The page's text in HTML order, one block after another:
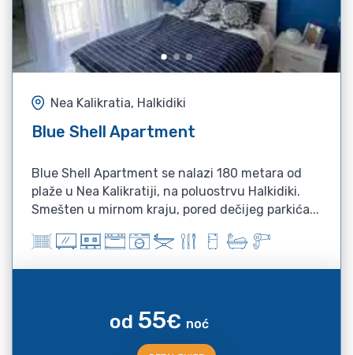
Nea Kalikratia, Halkidiki
Blue Shell Apartment
Blue Shell Apartment se nalazi 180 metara od
plaže u Nea Kalikratiji, na poluostrvu Halkidiki.
Smešten u mirnom kraju, pored dečijeg parkića...
od 55€ noć